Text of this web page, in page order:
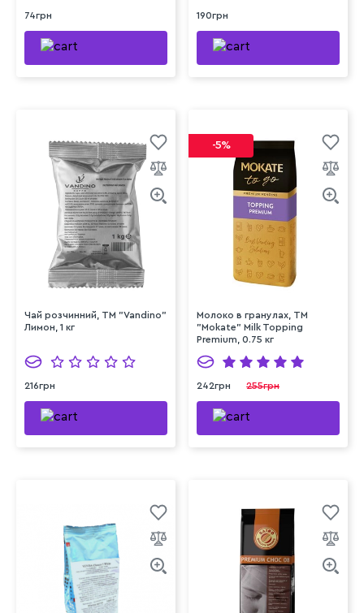
74грн 190грн
Чай розчинний, ТМ "Vandino"
Лимон, 1 кг
216грн
-5%
Молоко в гранулах, ТМ
"Mokate" Milk Topping
Premium, 0.75 кг
242грн 255грн